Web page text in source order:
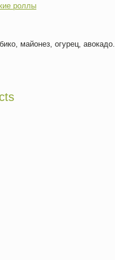
роллы
майонез, огурец, авокадо.